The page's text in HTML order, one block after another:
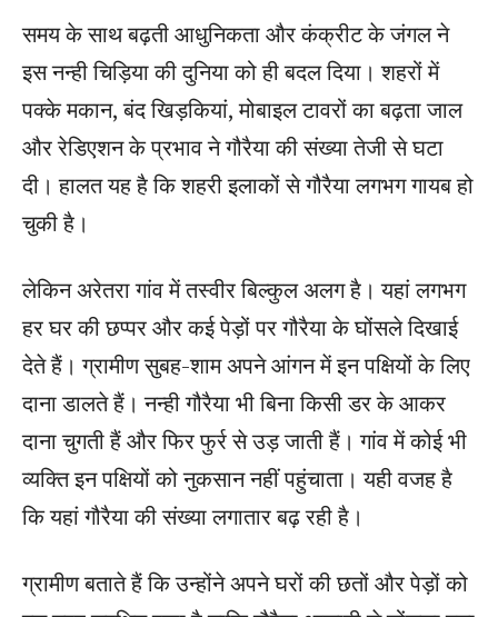
समय के साथ बढ़ती आधुनिकता और कंक्रीट के जंगल ने
इस नन्ही चिड़िया की दुनिया को ही बदल दिया। शहरों में
पक्के मकान, बंद खिड़कियां, मोबाइल टावरों का बढ़ता जाल
और रेडिएशन के प्रभाव ने गौरैया की संख्या तेजी से घटा
दी। हालत यह है कि शहरी इलाकों से गौरैया लगभग गायब हो
चुकी है।
लेकिन अरेतरा गांव में तस्वीर बिल्कुल अलग है। यहां लगभग
हर घर की छप्पर और कई पेड़ों पर गौरैया के घोंसले दिखाई
देते हैं। ग्रामीण सुबह-शाम अपने आंगन में इन पक्षियों के लिए
दाना डालते हैं। नन्ही गौरैया भी बिना किसी डर के आकर
दाना चुगती हैं और फिर फुर्र से उड़ जाती हैं। गांव में कोई भी
व्यक्ति इन पक्षियों को नुकसान नहीं पहुंचाता। यही वजह है
कि यहां गौरैया की संख्या लगातार बढ़ रही है।
ग्रामीण बताते हैं कि उन्होंने अपने घरों की छतों और पेड़ों को